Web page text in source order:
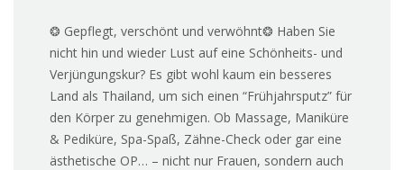
❂ Gepflegt, verschönt und verwöhnt❂ Haben Sie
nicht hin und wieder Lust auf eine Schönheits- und
Verjüngungskur? Es gibt wohl kaum ein besseres
Land als Thailand, um sich einen “Frühjahrsputz” für
den Körper zu genehmigen. Ob Massage, Maniküre
& Pediküre, Spa-Spaß, Zähne-Check oder gar eine
ästhetische OP… – nicht nur Frauen, sondern auch